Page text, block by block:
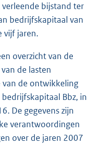
bijstand ter
bedrijfskapitaal van
vijf jaren.
overzicht van de
de lasten
van de ontwikkeling
Bbz, in
De gegevens zijn
verantwoordingen
over de jaren 2007